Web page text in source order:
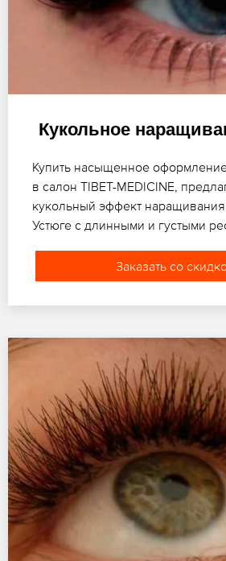
Кукольное
Купить насыщенное
в салон TIBET-MEDICINE,
кукольный эффект
Устюге с длинными и густыми
Заказать со